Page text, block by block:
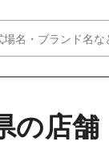
の店舗